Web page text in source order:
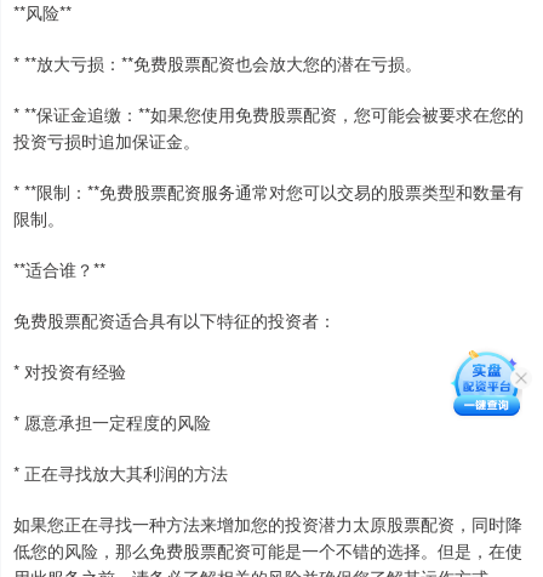
**风险**
* **放大亏损：**免费股票配资也会放大您的潜在亏损。
* **保证金追缴：**如果您使用免费股票配资，您可能会被要求在您的
投资亏损时追加保证金。
* **限制：**免费股票配资服务通常对您可以交易的股票类型和数量有
限制。
**适合谁？**
免费股票配资适合具有以下特征的投资者：
* 对投资有经验
* 愿意承担一定程度的风险
* 正在寻找放大其利润的方法
如果您正在寻找一种方法来增加您的投资潜力太原股票配资，同时降
低您的风险，那么免费股票配资可能是一个不错的选择。但是，在使